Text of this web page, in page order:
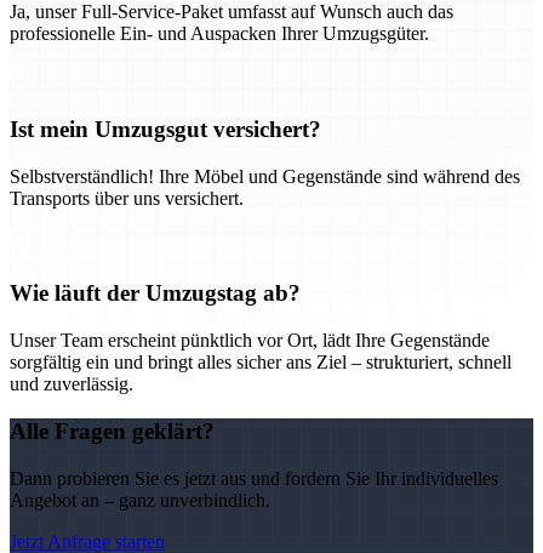
Ja, unser Full-Service-Paket umfasst auf Wunsch auch das
professionelle Ein- und Auspacken Ihrer Umzugsgüter.
Ist mein Umzugsgut versichert?
Selbstverständlich! Ihre Möbel und Gegenstände sind während des
Transports über uns versichert.
Wie läuft der Umzugstag ab?
Unser Team erscheint pünktlich vor Ort, lädt Ihre Gegenstände
sorgfältig ein und bringt alles sicher ans Ziel – strukturiert, schnell
und zuverlässig.
Alle Fragen geklärt?
Dann probieren Sie es jetzt aus und fordern Sie Ihr individuelles
Angebot an – ganz unverbindlich.
Jetzt Anfrage starten